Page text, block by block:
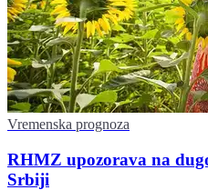
Vremenska prognoza
RHMZ upozorava na
Srbiji